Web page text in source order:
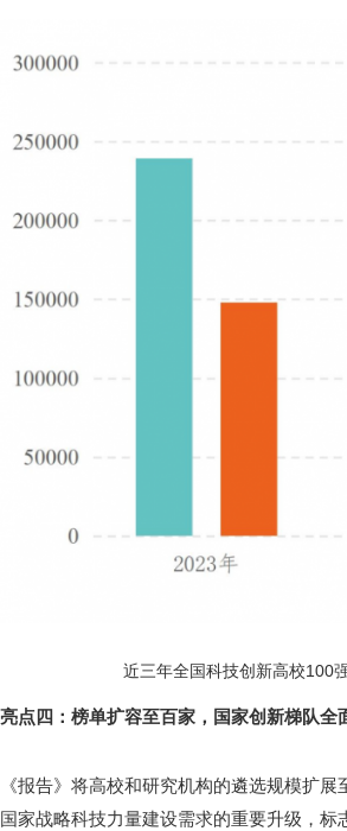
近三年全国科技创新高校100
亮点四：榜单扩容至百家，国家创新梯队全
《报告》将高校和研究机构的遴选规模扩
国家战略科技力量建设需求的重要升级，标